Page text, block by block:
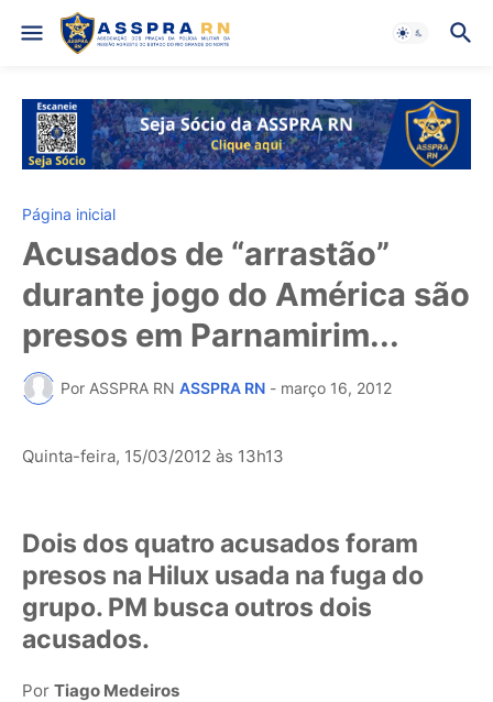
Página inicial
Acusados de “arrastão”
durante jogo do América são
presos em Parnamirim...
Por ASSPRA RN ASSPRA RN - março 16, 2012
Quinta-feira, 15/03/2012 às 13h13
Dois dos quatro acusados foram
presos na Hilux usada na fuga do
grupo. PM busca outros dois
acusados.
Por Tiago Medeiros